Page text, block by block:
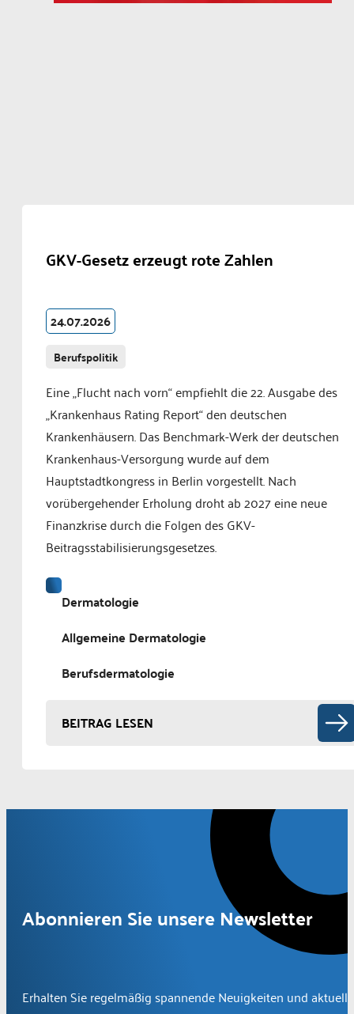
GKV-Gesetz erzeugt rote Zahlen
24.07.2026
Berufspolitik
Eine „Flucht nach vorn“ empfiehlt die 22. Ausgabe des
„Krankenhaus Rating Report“ den deutschen
Krankenhäusern. Das Benchmark-Werk der deutschen
Krankenhaus-Versorgung wurde auf dem
Hauptstadtkongress in Berlin vorgestellt. Nach
vorübergehender Erholung droht ab 2027 eine neue
Finanzkrise durch die Folgen des GKV-
Beitragsstabilisierungsgesetzes.
Dermatologie
Allgemeine Dermatologie
Berufsdermatologie
BEITRAG LESEN
Abonnieren Sie unsere Newsletter
Erhalten Sie regelmäßig spannende Neuigkeiten und aktuelle